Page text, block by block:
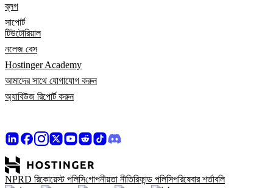
ব্লগ
সাপোর্ট
টিউটোরিয়াল
নলেজ বেস
Hostinger Academy
আমাদের সাথে যোগাযোগ করুন
অ্যাবিউজ রিপোর্ট করুন
NPRD রিকোয়েস্ট পলিসিগোপনীয়তা নীতিরিফান্ড পলিসিপরিষেবার শর্তাবলি